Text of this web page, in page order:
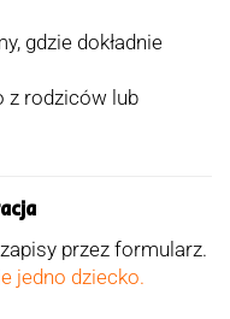
gdzie dokładnie
z rodziców lub
przez formularz.
jedno dziecko.